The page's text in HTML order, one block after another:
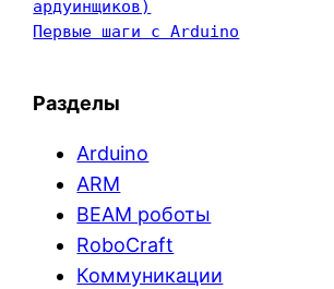
ардуинщиков)
Первые шаги с Arduino
Разделы
Arduino
ARM
BEAM роботы
RoboCraft
Коммуникации